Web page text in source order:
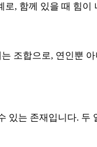
, 함께 있을 때 힘이
조합으로, 연인뿐
있는 존재입니다. 두